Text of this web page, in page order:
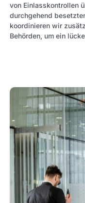
von Einlasskontrollen
durchgehend
koordinieren wir
Behörden, um ein